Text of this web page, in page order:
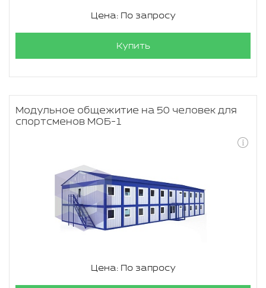
Цена: По запросу
Купить
Модульное общежитие на 50 человек для
спортсменов МОБ-1
Цена: По запросу